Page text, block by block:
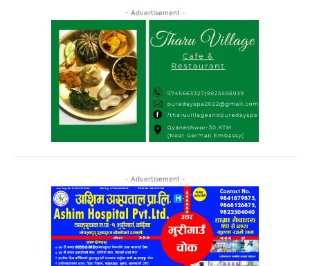
- Advertisement -
- Advertisement -